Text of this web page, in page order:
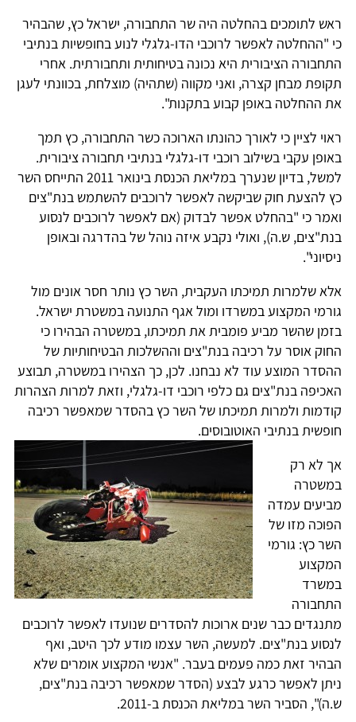
ראש לתומכים בהחלטה היה שר התחבורה, ישראל כץ, שהבהיר
כי "ההחלטה לאפשר לרוכבי הדו-גלגלי לנוע בחופשיות בנתיבי
התחבורה הציבורית היא נכונה בטיחותית ותחבורתית. אחרי
תקופת מבחן קצרה, ואני מקווה (שתהיה) מוצלחת, בכוונתי לעגן
את ההחלטה באופן קבוע בתקנות".
ראוי לציין כי לאורך כהונתו הארוכה כשר התחבורה, כץ תמך
באופן עקבי בשילוב רוכבי דו-גלגלי בנתיבי תחבורה ציבורית.
למשל, בדיון שנערך במליאת הכנסת בינואר 2011 התייחס השר
כץ להצעת חוק שביקשה לאפשר לרוכבים להשתמש בנת"צים
ואמר כי "בהחלט אפשר לבדוק (אם לאפשר לרוכבים לנסוע
בנת"צים, ש.ה), ואולי נקבע איזה נוהל של בהדרגה ובאופן
ניסיוני".
אלא שלמרות תמיכתו העקבית, השר כץ נותר חסר אונים מול
גורמי המקצוע במשרדו ומול אגף התנועה במשטרת ישראל.
בזמן שהשר מביע פומבית את תמיכתו, במשטרה הבהירו כי
החוק אוסר על רכיבה בנת"צים וההשלכות הבטיחותיות של
ההסדר המוצע עוד לא נבחנו. לכן, כך הצהירו במשטרה, תבוצע
האכיפה בנת"צים גם כלפי רוכבי דו-גלגלי, וזאת למרות הצהרות
קודמות ולמרות תמיכתו של השר כץ בהסדר שמאפשר רכיבה
חופשית בנתיבי האוטובוסים.
אך לא רק
במשטרה
מביעים עמדה
הפוכה מזו של
השר כץ: גורמי
המקצוע
במשרד
התחבורה
מתנגדים כבר שנים ארוכות להסדרים שנועדו לאפשר לרוכבים
לנסוע בנת"צים. למעשה, השר עצמו מודע לכך היטב, ואף
הבהיר זאת כמה פעמים בעבר. "אנשי המקצוע אומרים שלא
ניתן לאפשר כרגע לבצע (הסדר שמאפשר רכיבה בנת"צים,
ש.ה)", הסביר השר במליאת הכנסת ב-2011.